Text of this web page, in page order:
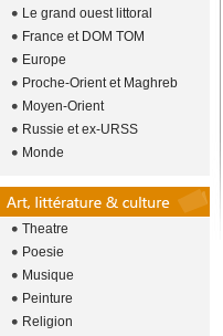
Le grand ouest littoral
France et DOM TOM
Europe
Proche-Orient et Maghreb
Moyen-Orient
Russie et ex-URSS
Monde
Theatre
Poesie
Musique
Peinture
Religion